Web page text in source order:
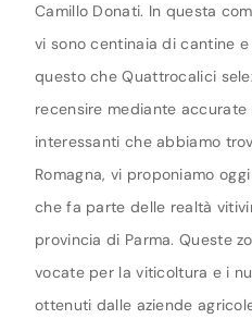
Camillo Donati. In questa
vi sono centinaia di cantine
questo che Quattrocalici
recensire mediante
interessanti che abbiamo
Romagna, vi proponiamo
che fa parte delle realtà
provincia di Parma. Queste
vocate per la viticoltura e i
ottenuti dalle aziende